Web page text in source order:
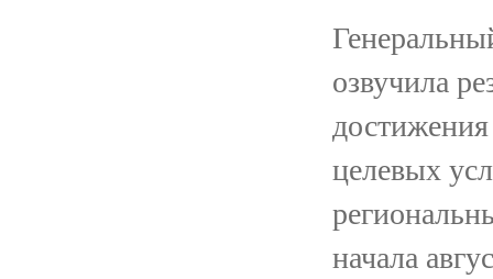
озвучила
целевых
начала